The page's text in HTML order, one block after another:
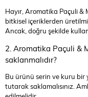
Hayır, Aromatika Paçuli &
bitkisel içeriklerden
Ancak, doğru şekilde
2. Aromatika Paçuli &
saklanmalıdır?
Bu ürünü serin ve kuru bir
tutarak saklamalısınız.